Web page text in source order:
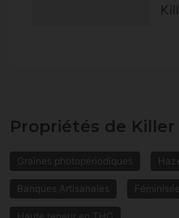
Propriétés de Killer
Graines photopériodiques
Banques Artisanales